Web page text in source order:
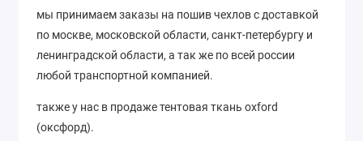
мы принимаем заказы на пошив чехлов с доставкой
по москве, московской области, санкт-петербургу и
ленинградской области, а так же по всей россии
любой транспортной компанией.
также у нас в продаже тентовая ткань oxford
(оксфорд).